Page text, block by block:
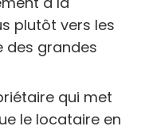
plutôt vers les
des grandes
qui met
le locataire en